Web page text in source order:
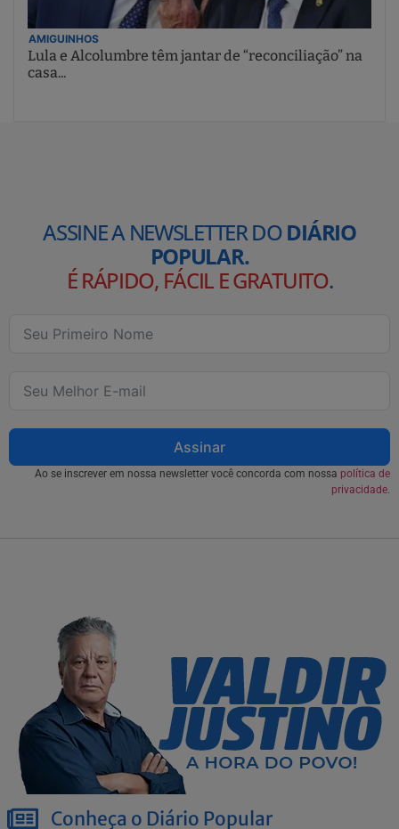
AMIGUINHOS
Lula e Alcolumbre têm jantar de “reconciliação” na
casa...
ASSINE A NEWSLETTER DODIÁRIO
POPULAR.
É RÁPIDO, FÁCIL E GRATUITO.
Assinar
Ao se inscrever em nossa newsletter você concorda com nossa política de
privacidade.
Conheça o Diário Popular